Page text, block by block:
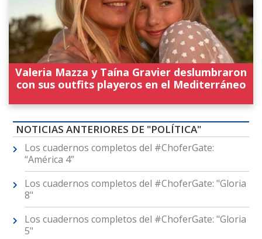
Valeria Mazza y Taína Gravier deslumbraron
con sus outfits playeros en el Mediterráneo
NOTICIAS ANTERIORES DE "POLÍTICA"
Los cuadernos completos del #ChoferGate:
“América 4”
Los cuadernos completos del #ChoferGate: "Gloria
8"
Los cuadernos completos del #ChoferGate: "Gloria
5"